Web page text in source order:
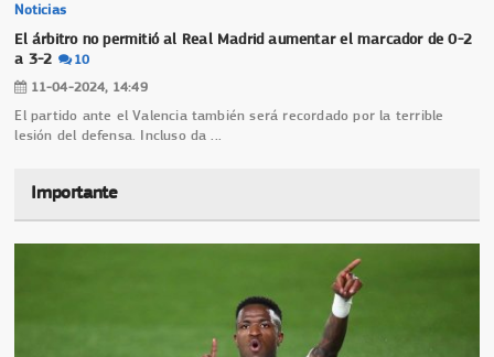
Noticias
El árbitro no permitió al Real Madrid aumentar el marcador de 0-2
a 3-2
10
11-04-2024, 14:49
El partido ante el Valencia también será recordado por la terrible
lesión del defensa. Incluso da...
Importante